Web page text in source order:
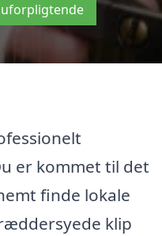
er kommet til det
finde lokale
klip